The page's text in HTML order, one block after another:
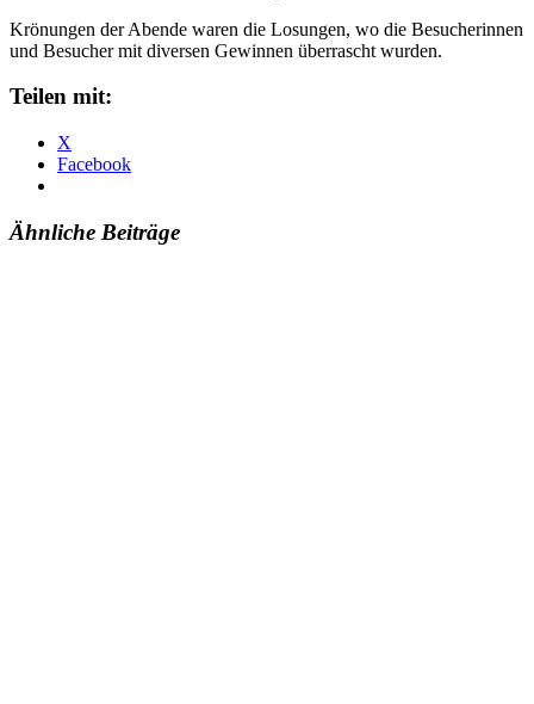
Krönungen der Abende waren die Losungen, wo die Besucherinnen
und Besucher mit diversen Gewinnen überrascht wurden.
Teilen mit:
X
Facebook
Ähnliche Beiträge